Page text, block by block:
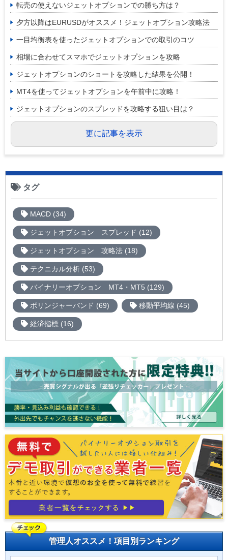
転売の使えないジェットオプションでの勝ち方は？
夕方以降はEURUSDがオススメ！ジェットオプション攻略法
一目均衡表を使ったジェットオプションでの取引のコツ
相場に合わせてスマホでジェットオプションを攻略
ジェットオプションのショートを攻略した結果を公開！
MT4を使ってジェットオプションを午前中に攻略！
ジェットオプションのスプレッドを攻略する狙い目は？
更に記事を表示
タグ
MACD (34)
ジェットオプション スプレッド (12)
ジェットオプション 攻略法 (18)
テクニカル分析 (53)
バイナリーオプション MT4・MT5 (129)
ボリンジャーバンド (69) 移動平均線 (45)
経済指標 (16)
管理人オススメ！項目別ランキング